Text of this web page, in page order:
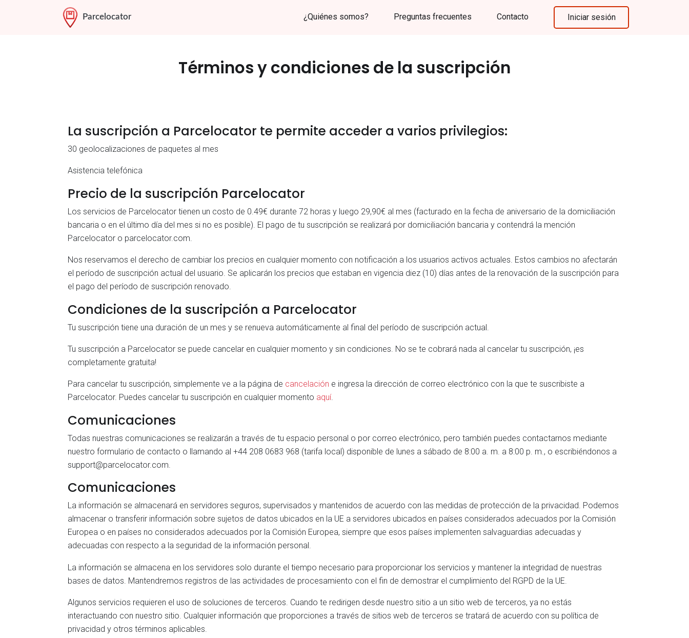
Parcelocator ¿Quiénes somos? Preguntas frecuentes Contacto Iniciar sesión
Términos y condiciones de la suscripción
La suscripción a Parcelocator te permite acceder a varios privilegios:
30 geolocalizaciones de paquetes al mes
Asistencia telefónica
Precio de la suscripción Parcelocator
Los servicios de Parcelocator tienen un costo de 0.49€ durante 72 horas y luego 29,90€ al mes (facturado en la fecha de aniversario de la domiciliación
bancaria o en el último día del mes si no es posible). El pago de tu suscripción se realizará por domiciliación bancaria y contendrá la mención
Parcelocator o parcelocator.com.
Nos reservamos el derecho de cambiar los precios en cualquier momento con notificación a los usuarios activos actuales. Estos cambios no afectarán
el período de suscripción actual del usuario. Se aplicarán los precios que estaban en vigencia diez (10) días antes de la renovación de la suscripción para
el pago del período de suscripción renovado.
Condiciones de la suscripción a Parcelocator
Tu suscripción tiene una duración de un mes y se renueva automáticamente al final del período de suscripción actual.
Tu suscripción a Parcelocator se puede cancelar en cualquier momento y sin condiciones. No se te cobrará nada al cancelar tu suscripción, ¡es
completamente gratuita!
Para cancelar tu suscripción, simplemente ve a la página de cancelación e ingresa la dirección de correo electrónico con la que te suscribiste a
Parcelocator. Puedes cancelar tu suscripción en cualquier momento aquí.
Comunicaciones
Todas nuestras comunicaciones se realizarán a través de tu espacio personal o por correo electrónico, pero también puedes contactarnos mediante
nuestro formulario de contacto o llamando al +44 208 0683 968 (tarifa local) disponible de lunes a sábado de 8:00 a. m. a 8:00 p. m., o escribiéndonos a
support@parcelocator.com
Comunicaciones
La información se almacenará en servidores seguros, supervisados y mantenidos de acuerdo con las medidas de protección de la privacidad. Podemos
almacenar o transferir información sobre sujetos de datos ubicados en la UE a servidores ubicados en países considerados adecuados por la Comisión
Europea o en países no considerados adecuados por la Comisión Europea, siempre que esos países implementen salvaguardias adecuadas y
adecuadas con respecto a la seguridad de la información personal.
La información se almacena en los servidores solo durante el tiempo necesario para proporcionar los servicios y mantener la integridad de nuestras
bases de datos. Mantendremos registros de las actividades de procesamiento con el fin de demostrar el cumplimiento del RGPD de la UE.
Algunos servicios requieren el uso de soluciones de terceros. Cuando te redirigen desde nuestro sitio a un sitio web de terceros, ya no estás
interactuando con nuestro sitio. Cualquier información que proporciones a través de sitios web de terceros se tratará de acuerdo con su política de
privacidad y otros términos aplicables.